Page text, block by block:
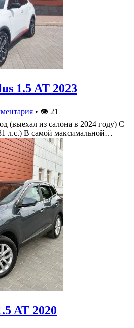
1.5 AT 2023
• 👁 21
(выехал из салона в 2024 году) С
л.с.) В самой максимальной…
AT 2020